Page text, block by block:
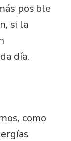
posible
si la
día.
como